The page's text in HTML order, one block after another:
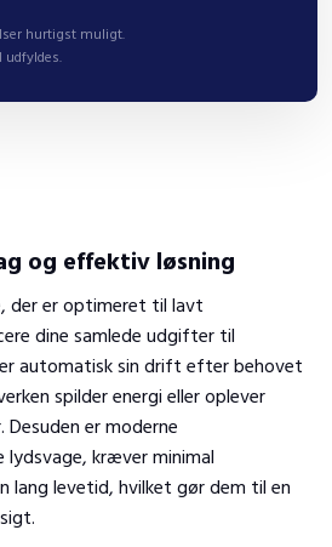
hurtigst muligt.
og effektiv løsning
der er optimeret til lavt
dine samlede udgifter til
automatisk sin drift efter behovet
spilder energi eller oplever
er moderne
lydsvage, kræver minimal
lang levetid, hvilket gør dem til en